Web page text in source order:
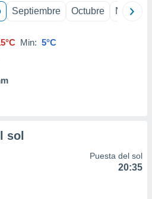
Septiembre Octubre
Min: 5°C
sol
Puesta del sol
20:35